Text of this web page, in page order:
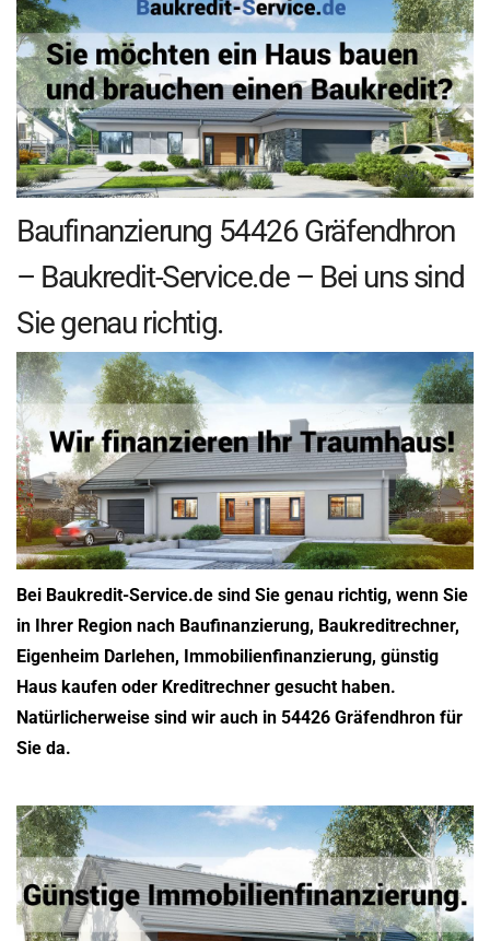
Baufinanzierung 54426 Gräfendhron
– Baukredit-Service.de – Bei uns sind
Sie genau richtig.
Bei Baukredit-Service.de sind Sie genau richtig, wenn Sie
in Ihrer Region nach Baufinanzierung, Baukreditrechner,
Eigenheim Darlehen, Immobilienfinanzierung, günstig
Haus kaufen oder Kreditrechner gesucht haben.
Natürlicherweise sind wir auch in 54426 Gräfendhron für
Sie da.